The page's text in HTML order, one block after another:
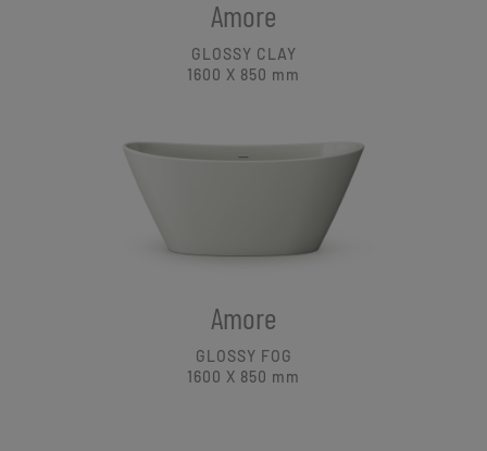
Amore
GLOSSY CLAY
1600 X 850 mm
Amore
GLOSSY FOG
1600 X 850 mm